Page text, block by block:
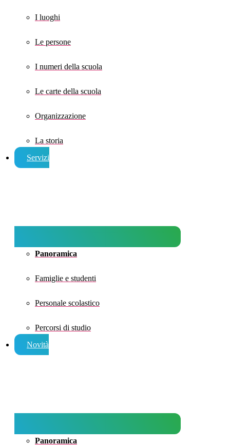
I luoghi
Le persone
I numeri della scuola
Le carte della scuola
Organizzazione
La storia
Servizi
Panoramica
Famiglie e studenti
Personale scolastico
Percorsi di studio
Novità
Panoramica